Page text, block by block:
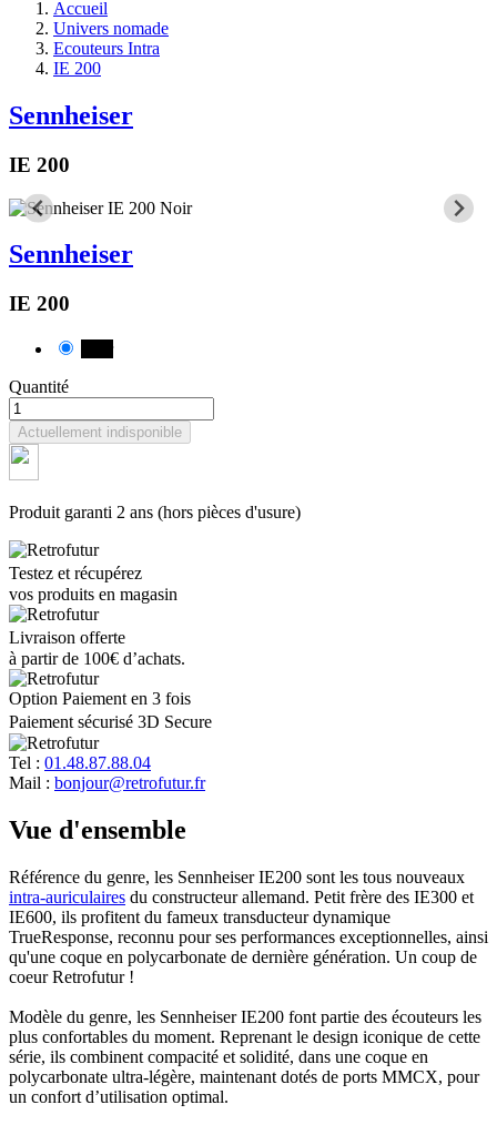
Accueil
Univers nomade
Ecouteurs Intra
IE 200
Sennheiser
IE 200
Sennheiser
IE 200
Quantité
Actuellement indisponible
Produit garanti 2 ans (hors pièces d'usure)
Testez et récupérez
vos produits en magasin
Livraison offerte
à partir de 100€ d’achats.
Option Paiement en 3 fois
Paiement sécurisé 3D Secure
Tel : 01.48.87.88.04
Mail : bonjour@retrofutur.fr
Vue d'ensemble
Référence du genre, les Sennheiser IE200 sont les tous nouveaux
intra-auriculaires du constructeur allemand. Petit frère des IE300 et
IE600, ils profitent du fameux transducteur dynamique
TrueResponse, reconnu pour ses performances exceptionnelles, ainsi
qu'une coque en polycarbonate de dernière génération. Un coup de
coeur Retrofutur !
Modèle du genre, les Sennheiser IE200 font partie des écouteurs les
plus confortables du moment. Reprenant le design iconique de cette
série, ils combinent compacité et solidité, dans une coque en
polycarbonate ultra-légère, maintenant dotés de ports MMCX, pour
un confort d’utilisation optimal.